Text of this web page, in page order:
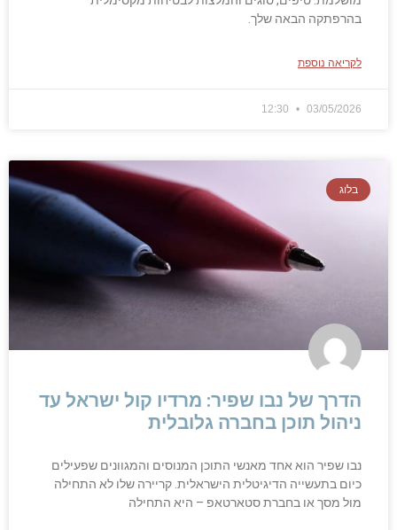
בהרפתקה הבאה שלך.
לקריאה נוספת
03/05/2026
בלוג
הדרך של נבו שפיר: מרדיו קול ישראל עד
ניהול תוכן בחברה גלובלית
נבו שפיר הוא אחד מאנשי התוכן המנוסים והמגוונים שפעילים
כיום בתעשייה הדיגיטלית הישראלית. קריירה שלו לא התחילה
מול מסך או בחברת סטארטאפ – היא התחילה